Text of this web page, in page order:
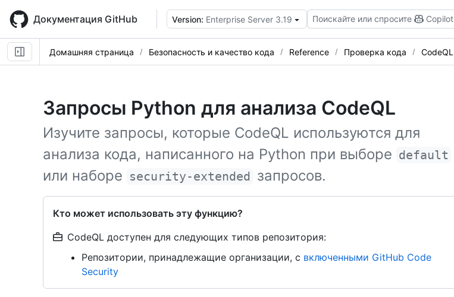
main
content
Документация GitHub Version: Enterprise Server 3.19 Поискайте или спросите Copilot
Домашняя страница Безопасность и качество кода Reference Проверка кода CodeQL
Запросы Python для анализа CodeQL
Изучите запросы, которые CodeQL используются для
анализа кода, написанного на Python при выборе default
или наборе security-extended запросов.
Кто может использовать эту функцию?
CodeQL доступен для следующих типов репозитория:
Репозитории, принадлежащие организации, с включенными GitHub Code
Security